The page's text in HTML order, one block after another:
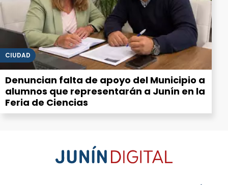
CIUDAD
Denuncian falta de apoyo del Municipio a
alumnos que representarán a Junín en la
Feria de Ciencias